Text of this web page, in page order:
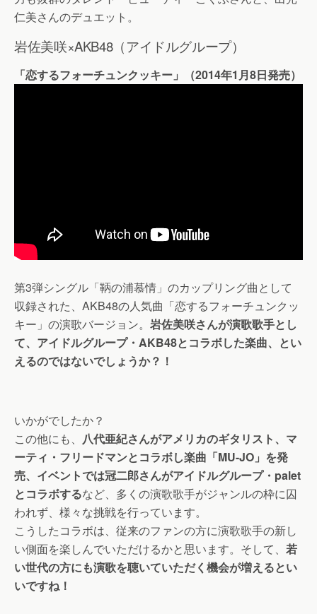
仁美さんのデュエット。
岩佐美咲×AKB48（アイドルグループ）
「恋するフォーチュンクッキー」（2014年1月8日発売）
第3弾シングル「鞆の浦慕情」のカップリング曲として
収録された、AKB48の人気曲「恋するフォーチュンクッ
キー」の演歌バージョン。 岩佐美咲さんが演歌歌手とし
て、アイドルグループ・AKB48とコラボした楽曲、とい
えるのではないでしょうか？！
いかがでしたか？
この他にも、 八代亜紀さんがアメリカのギタリスト、マ
ーティ・フリードマンとコラボし楽曲「MU-JO」を発
売、イベントでは冠二郎さんがアイドルグループ・palet
とコラボするなど、多くの演歌歌手がジャンルの枠に囚
われず、様々な挑戦を行っています。
こうしたコラボは、従来のファンの方に演歌歌手の新し
い側面を楽しんでいただけるかと思います。そして、 若
い世代の方にも演歌を聴いていただく機会が増えるとい
いですね！